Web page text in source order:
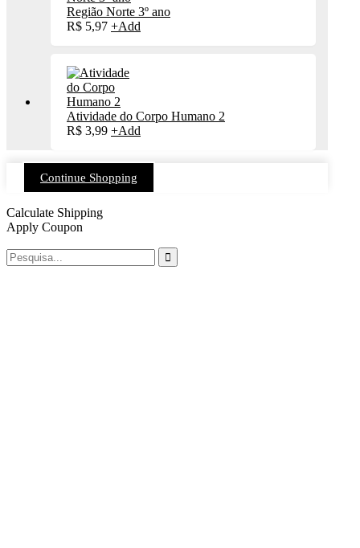
Região Norte 3º ano
R$ 5,97 +Add
Atividade do Corpo Humano 2
R$ 3,99 +Add
Continue Shopping
Calculate Shipping
Apply Coupon